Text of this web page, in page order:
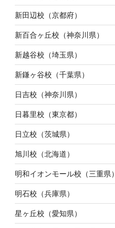
新田辺校（京都府）
新百合ヶ丘校（神奈川県）
新越谷校（埼玉県）
新鎌ヶ谷校（千葉県）
日吉校（神奈川県）
日暮里校（東京都）
日立校（茨城県）
旭川校（北海道）
明和イオンモール校（三重県）
明石校（兵庫県）
星ヶ丘校（愛知県）